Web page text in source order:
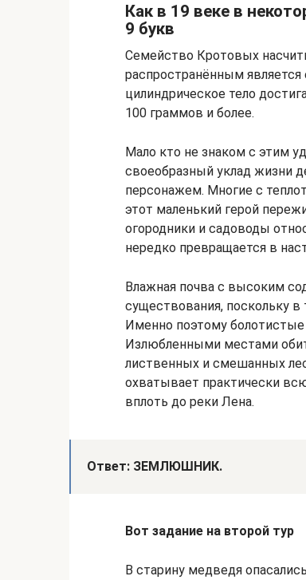
Как в 19 веке в
9 букв
Семейство Кротовых
распространённым
цилиндрическое тело
100 граммов и более.
Мало кто не знаком с этим
своеобразный уклад жизни
персонажем. Многие с
этот маленький герой
огородники и садоводы
нередко превращается в
Влажная почва с высоким
существования, поскольку
Именно поэтому
Излюбленными местами
лиственных и смешанных
охватывает практически
вплоть до реки Лена.
Ответ: ЗЕМЛЮШНИК.
Вот задание на второй тур
В старину медведя